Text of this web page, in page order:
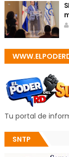
Tu portal de
SNTP